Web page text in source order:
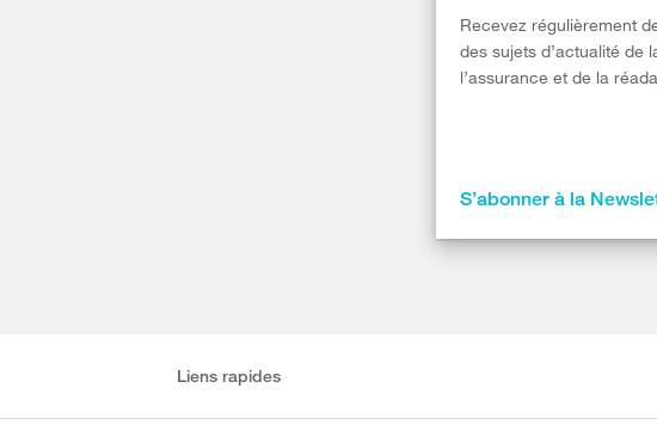
Recevez régulièrement
des sujets d’actualité de
l’assurance et de la
S’abonner à la
Liens rapides